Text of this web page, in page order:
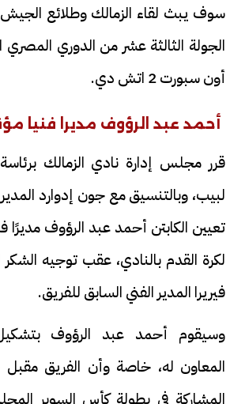
سوف يبث لقاء الزمالك وطلائع
الجولة الثالثة عشر من الدوري المصري
أون سبورت 2 اتش دي.
أحمد عبد الرؤوف مديرا فنيا
قرر مجلس إدارة نادي الزمالك
لبيب، وبالتنسيق مع جون إدوارد
تعيين الكابتن أحمد عبد الرؤوف مديرًا
لكرة القدم بالنادي، عقب توجيه
فيريرا المدير الفني السابق للفريق.
وسيقوم أحمد عبد الرؤوف بتشكيل
المعاون له، خاصة وأن الفريق
المشاركة في بطولة كأس السوبر